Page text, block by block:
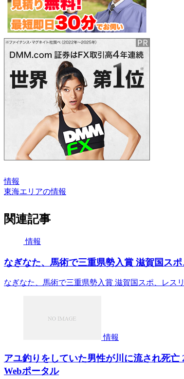
情報
東海エリアの情報
関連記事
情報
なぎなた、馬術で三重県勢入賞 滋賀国ス
なぎなた、馬術で三重県勢入賞 滋賀国スポ、レス
情報
アユ釣りをしていた男性が川に流され死
Webポータル